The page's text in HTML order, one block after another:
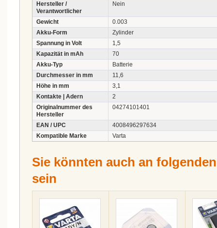
Hersteller /
Verantwortlicher
Nein
Gewicht
0.003
Akku-Form
Zylinder
Spannung in Volt
1,5
Kapazität in mAh
70
Akku-Typ
Batterie
Durchmesser in mm
11,6
Höhe in mm
3,1
Kontakte | Adern
2
Originalnummer des
Hersteller
04274101401
EAN / UPC
4008496297634
Kompatible Marke
Varta
Sie könnten auch an
sein